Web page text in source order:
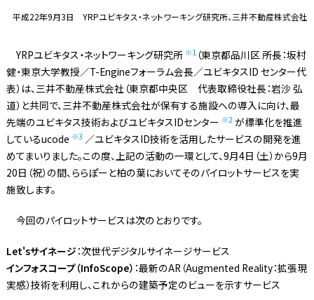
平成22年9月3日 YRPユビキタス・ネットワーキング研究所、三井不動産株式会社
YRPユビキタス・ネットワーキング研究所 ※1（東京都品川区 所長：坂村
健・東京大学教授／T-Engineフォーラム会長／ユビキタスID センター代
表）は、三井不動産株式会社（東京都中央区 代表取締役社長：岩沙 弘
道）と共同で、三井不動産株式会社が保有する施設への導入に向け、最
先端のユビキタス技術およびユビキタスIDセンター ※2が標準化を推進
しているucode ※3 ／ユビキタスID技術を活用したサービスの開発を進
めてまいりました。この度、上記の活動の一環として、9月4日（土）から9月
20日（祝）の間、ららぽーと柏の葉においてそのパイロットサービスを実
施致します。
今回のパイロットサービスは次のとおりです。
Let'sサイネージ ：次世代デジタルサイネージサービス
インフォスコープ（InfoScope） ：最新のAR（Augmented Reality：拡張現
実感）技術を利用し、これからの建築予定のビューを示すサービス